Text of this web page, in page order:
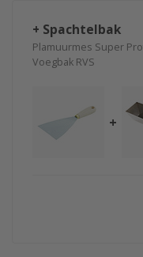
+ Spachtelbak
Plamuurmes Super
Voegbak RVS
+